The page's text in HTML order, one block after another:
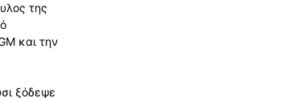
της
και την
ξόδεψε